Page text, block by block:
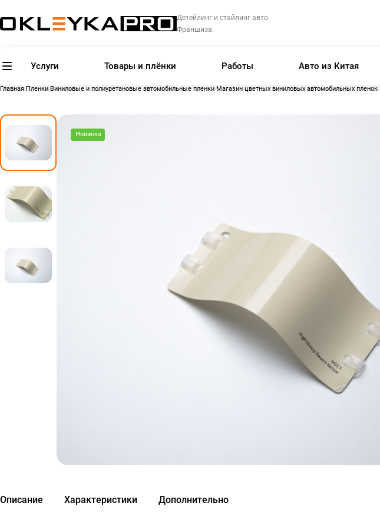
Детейлинг и стайлинг авто.
Франшиза.
Услуги Товары и плёнки Работы Авто из Китая
Главная Пленки Виниловые и полиуретановые автомобильные пленки Магазин цветных виниловых автомобильных пленок
Новинка
Описание Характеристики Дополнительно